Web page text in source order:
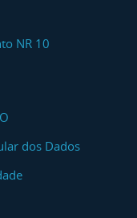
NR 10
dos Dados